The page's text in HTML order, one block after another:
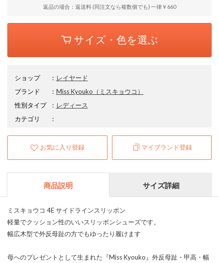
返品の場合：返送料 (同注文なら複数個でも) 一律￥660
サイズ・色を選ぶ
ショップ ： レイヤード
ブランド
： Miss Kyouko （ミスキョウコ）
性別タイプ
： レディース
カテゴリ
：
お気に入り登録 マイブランド登録
商品説明 サイズ詳細
ミスキョウコ 4E サイドラインスリッポン
軽量でクッション性のいいスリッポンシューズです。
幅広木型で外反母趾の方でもゆったり履けます
母へのプレゼントとして生まれた『Miss Kyouko』外反母趾・甲高・幅